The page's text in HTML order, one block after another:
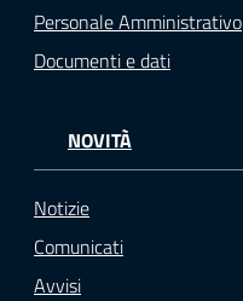
Personale Amministrativo
Documenti e dati
NOVITÀ
Notizie
Comunicati
Avvisi